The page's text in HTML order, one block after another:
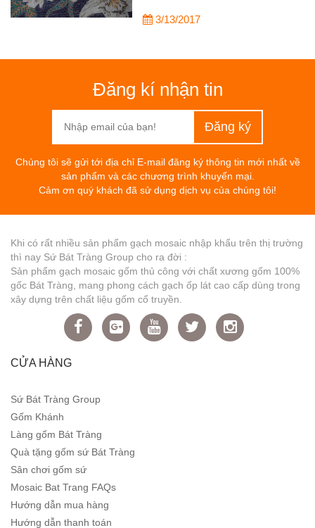
3/13/2017
Đăng kí nhận tin
Chúng tôi sẽ gửi tới địa chỉ E-mail đăng ký thông tin mới nhất về
sản phẩm và các chương trình khuyến mại.
Cảm ơn quý khách đã sử dụng dịch vụ của chúng tôi!
Khi có rất nhiều sản phẩm gạch mosaic nhập khẩu trên thị trường
thì nay Sứ Bát Tràng Group cho ra đời :
Sản phẩm gạch mosaic gốm thủ công với chất xương gốm 100%
gốc Bát Tràng, mang phong cách gạch ốp lát cao cấp dùng trong
xây dựng trên chất liệu gốm cổ truyền.
CỬA HÀNG
Sứ Bát Tràng Group
Gốm Khánh
Làng gốm Bát Tràng
Quà tặng gốm sứ Bát Tràng
Sân chơi gốm sứ
Mosaic Bat Trang FAQs
Hướng dẫn mua hàng
Hướng dẫn thanh toán